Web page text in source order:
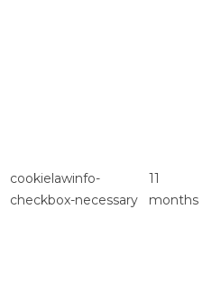
cookielawinfo-
checkbox-necessary
11
months